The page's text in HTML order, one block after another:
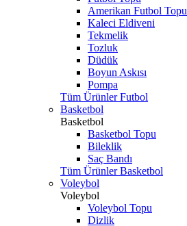
Amerikan Futbol Topu
Kaleci Eldiveni
Tekmelik
Tozluk
Düdük
Boyun Askısı
Pompa
Tüm Ürünler Futbol
Basketbol
Basketbol
Basketbol Topu
Bileklik
Saç Bandı
Tüm Ürünler Basketbol
Voleybol
Voleybol
Voleybol Topu
Dizlik